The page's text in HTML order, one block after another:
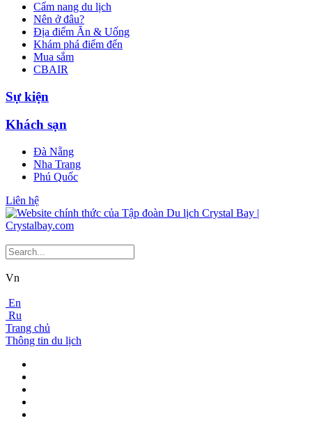
Cẩm nang du lịch
Nên ở đâu?
Địa điểm Ăn & Uống
Khám phá điểm đến
Mua sắm
CBAIR
Sự kiện
Khách sạn
Đà Nẵng
Nha Trang
Phú Quốc
Liên hệ
Vn
En
Ru
Trang chủ
Thông tin du lịch